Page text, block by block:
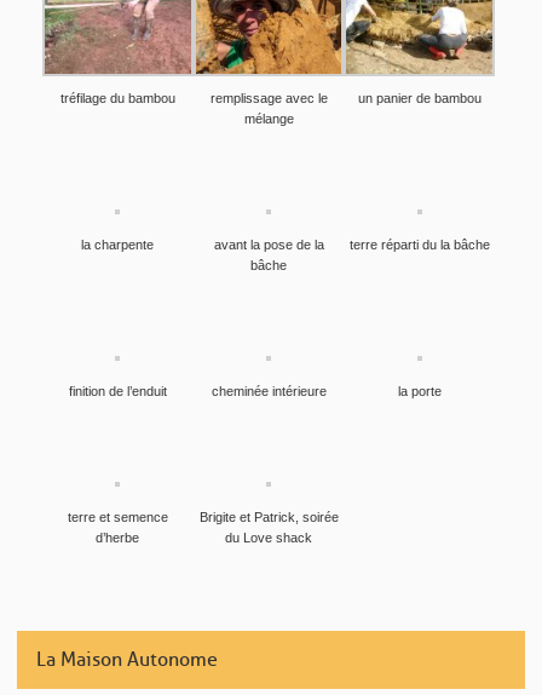
tréfilage du bambou
remplissage avec le
mélange
un panier de bambou
la charpente
avant la pose de la
bâche
terre réparti du la bâche
finition de l’enduit cheminée intérieure la porte
terre et semence
d’herbe
Brigite et Patrick, soirée
du Love shack
La Maison Autonome